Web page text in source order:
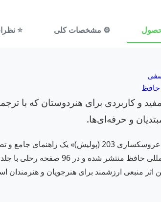
⚙️ مشخصات کلی ⭐
حافظ
و کاربردی برای هنردوستان که با
و حرفه‌ای‌ها.
کتاب «دنیای هنر عروسکسازی 203
توسط نشر بین‌المللی
اثر منبعی ارزشمند برای هنرجویان و هنرمندان